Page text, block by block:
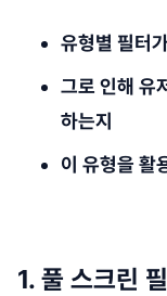
유형별 필터
그로 인해 유
하는지
이 유형을 활
1. 풀 스크린